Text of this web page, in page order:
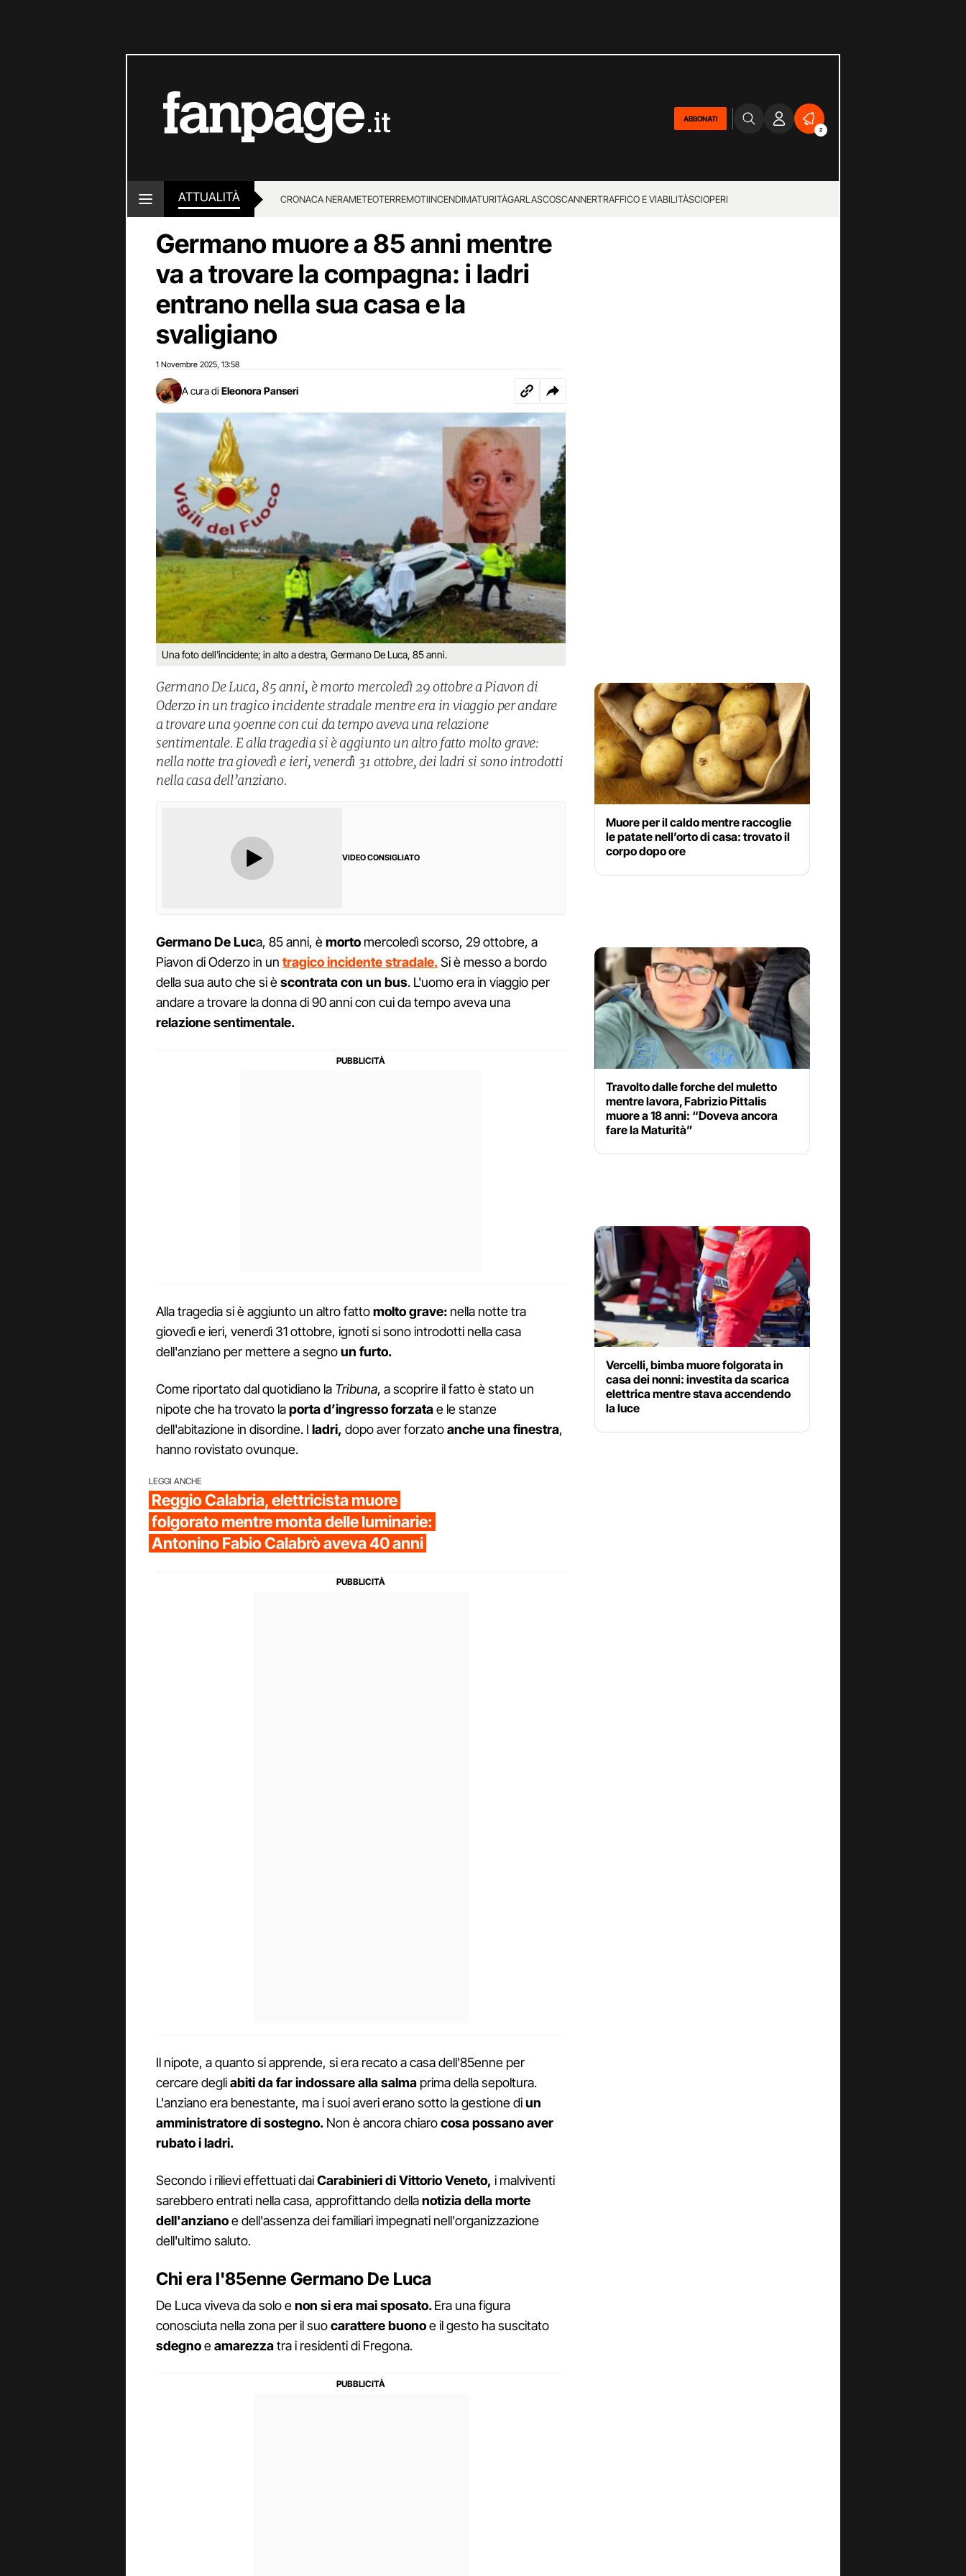
ABBONATI
2
ATTUALITÀ CRONACA NERAMETEOTERREMOTIINCENDIMATURITÀGARLASCOSCANNERTRAFFICO E VIABILITÀSCIOPERI
LOTTO E SUPERENALOTTO
Germano muore a 85 anni mentre
va a trovare la compagna: i ladri
entrano nella sua casa e la
svaligiano
1 Novembre 2025 13:58
A cura di Eleonora Panseri
Una foto dell'incidente; in alto a destra, Germano De Luca, 85 anni.
Germano De Luca, 85 anni, è morto mercoledì 29 ottobre a Piavon di
Oderzo in un tragico incidente stradale mentre era in viaggio per andare
a trovare una 90enne con cui da tempo aveva una relazione
sentimentale. E alla tragedia si è aggiunto un altro fatto molto grave:
nella notte tra giovedì e ieri, venerdì 31 ottobre, dei ladri si sono introdotti
nella casa dell’anziano.
VIDEO CONSIGLIATO
Germano De Luca, 85 anni, èmorto mercoledì scorso, 29 ottobre, a
Piavon di Oderzo in un tragico incidente stradale.Si è messo a bordo
della sua auto che si èscontrata con un bus. L'uomo era in viaggio per
andare a trovare la donna di 90 anni con cui da tempo aveva una
relazione sentimentale.
Alla tragedia si è aggiunto un altro fattomolto grave: nella notte tra
giovedì e ieri, venerdì 31 ottobre, ignoti si sono introdotti nella casa
dell'anziano per mettere a segnoun furto.
Come riportato dal quotidiano la Tribuna, a scoprire il fatto è stato un
nipote che ha trovato laporta d’ingresso forzatae le stanze
dell'abitazione in disordine. I ladri, dopo aver forzatoanche una finestra,
hanno rovistato ovunque.
LEGGI ANCHE
Reggio Calabria, elettricista muore
folgorato mentre monta delle luminarie:
Antonino Fabio Calabrò aveva 40 anni
Il nipote, a quanto si apprende, si era recato a casa dell'85enne per
cercare degliabiti da far indossare alla salma prima della sepoltura.
L'anziano era benestante, ma i suoi averi erano sotto la gestione diun
amministratore di sostegno. Non è ancora chiarocosa possano aver
rubato i ladri.
Secondo i rilievi effettuati daiCarabinieri di Vittorio Veneto, i malviventi
sarebbero entrati nella casa, approfittando dellanotizia della morte
dell'anzianoe dell'assenza dei familiari impegnati nell'organizzazione
dell'ultimo saluto.
Chi era l'85enne Germano De Luca
De Luca viveva da solo enon si era mai sposato.Era una figura
conosciuta nella zona per il suocarattere buonoe il gesto ha suscitato
sdegnoeamarezzatra i residenti di Fregona.
Muore per il caldo mentre raccoglie
le patate nell’orto di casa: trovato il
corpo dopo ore
Travolto dalle forche del muletto
mentre lavora, Fabrizio Pittalis
muore a 18 anni: “Doveva ancora
fare la Maturità”
Vercelli, bimba muore folgorata in
casa dei nonni: investita da scarica
elettrica mentre stava accendendo
la luce